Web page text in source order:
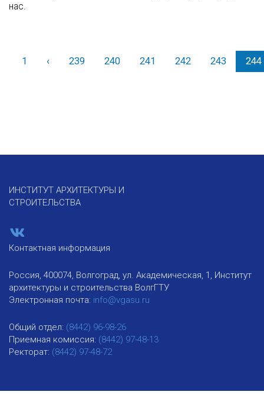
нас.
1 ‹Назад239 240 241 242 243 244
ИНСТИТУТ АРХИТЕКТУРЫ И
СТРОИТЕЛЬСТВА
Контактная информация
Россия, 400074, Волгоград, ул. Академическая, 1, Институт
архитектуры и строительства ВолгГТУ
Электронная почта: info@vgasu.ru
Общий отдел: (8442) 96-98-26
Приемная комиссия: (8442) 97-48-13
Ректорат: (8442) 97-48-72